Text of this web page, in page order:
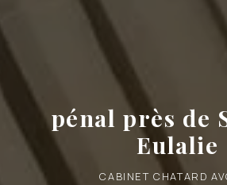
pénal près de
Eulalie
CABINET CHATARD